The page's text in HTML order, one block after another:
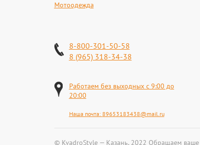
Мотоодежда
8-800-301-50-58
8 (965) 318-34-38
Работаем без выходных с 9:00 до
20:00
Наша почта: 89653183438@mail.ru
© KvadroStyle — Казань, 2022 Обращаем ваше